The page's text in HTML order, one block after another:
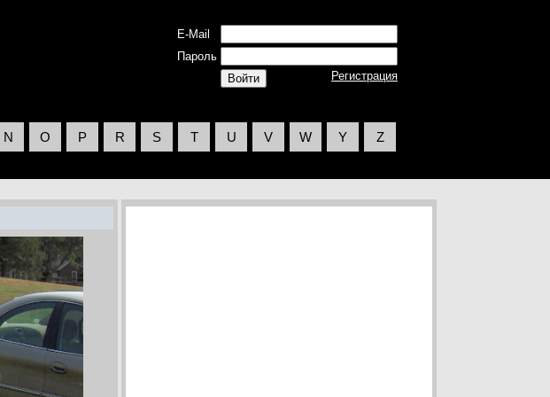
E-Mail
Пароль
Регистрация
N O P R S T U V W Y Z